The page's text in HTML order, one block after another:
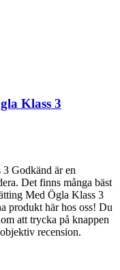
Klass 3
Godkänd är en
Det finns många bäst
Med Ögla Klass 3
produkt här hos oss! Du
att trycka på knappen
recension.